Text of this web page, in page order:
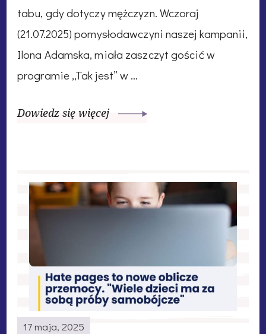
tabu, gdy dotyczy mężczyzn. Wczoraj
(21.07.2025) pomysłodawczyni naszej kampanii,
Ilona Adamska, miała zaszczyt gościć w
programie „Tak jest” w …
Dowiedz się więcej
17 maja, 2025